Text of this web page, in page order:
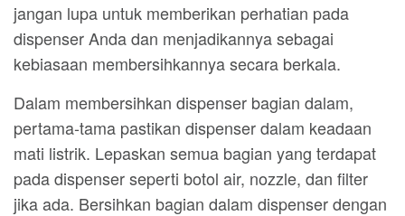
jangan lupa untuk memberikan perhatian pada
dispenser Anda dan menjadikannya sebagai
kebiasaan membersihkannya secara berkala.
Dalam membersihkan dispenser bagian dalam,
pertama-tama pastikan dispenser dalam keadaan
mati listrik. Lepaskan semua bagian yang terdapat
pada dispenser seperti botol air, nozzle, dan filter
jika ada. Bersihkan bagian dalam dispenser dengan